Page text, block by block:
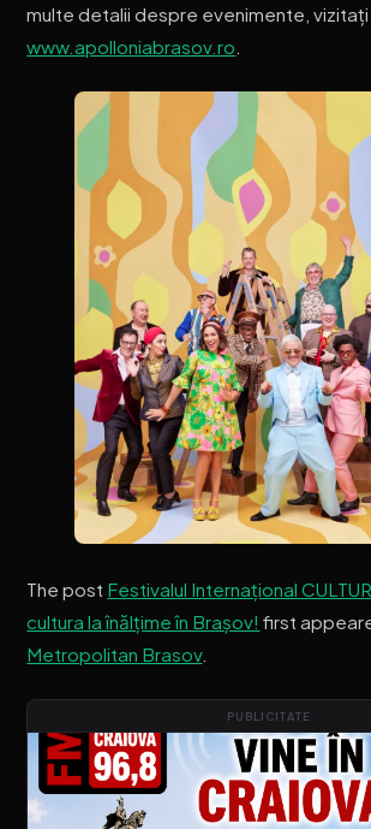
multe detalii despre evenimente,
www.apolloniabrasov.ro
The post Festivalul Internaţional
cultura la înălţime în Brașov! first
Metropolitan Brasov.
PUBLICITATE